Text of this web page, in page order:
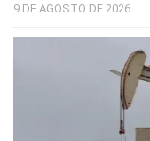
9 DE AGOSTO DE 2026